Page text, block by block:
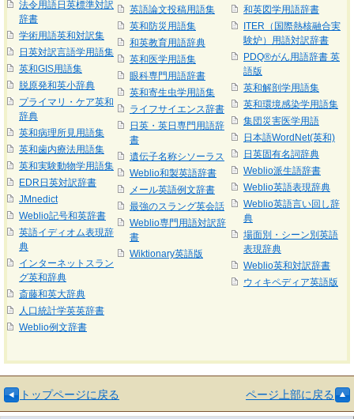
法令用語日英標準対訳
辞書
学術用語英和対訳集
日英対訳言語学用語集
英和GIS用語集
脱原発和英小辞典
プライマリ・ケア英和
辞典
英和病理所見用語集
英和歯内療法用語集
英和実験動物学用語集
EDR日英対訳辞書
JMnedict
Weblio記号和英辞書
英語イディオム表現辞
典
インターネットスラン
グ英和辞典
斎藤和英大辞典
人口統計学英英辞書
Weblio例文辞書
英語論文投稿用語集
英和防災用語集
和英教育用語辞典
英和医学用語集
眼科専門用語辞書
英和寄生虫学用語集
ライフサイエンス辞書
日英・英日専門用語辞
書
遺伝子名称シソーラス
Weblio和製英語辞書
メール英語例文辞書
最強のスラング英会話
Weblio専門用語対訳辞
書
Wiktionary英語版
和英図学用語辞書
ITER（国際熱核融合実
験炉）用語対訳辞書
PDQ®がん用語辞書 英
語版
英和解剖学用語集
英和環境感染学用語集
集団災害医学用語
日本語WordNet(英和)
日英固有名詞辞典
Weblio派生語辞書
Weblio英語表現辞典
Weblio英語言い回し辞
典
場面別・シーン別英語
表現辞典
Weblio英和対訳辞書
ウィキペディア英語版
トップページに戻る ページ上部に戻る